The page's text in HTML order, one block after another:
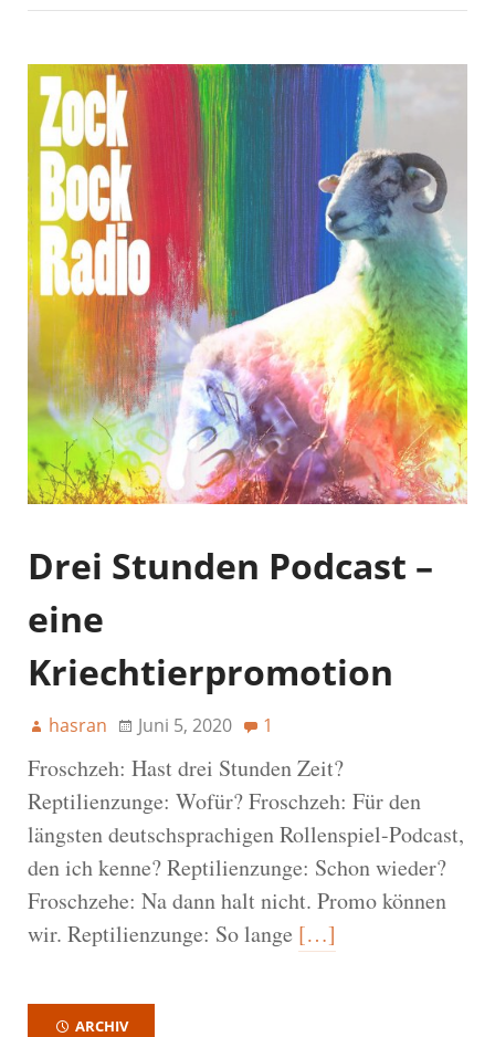
Drei Stunden Podcast –
eine
Kriechtierpromotion
hasran Juni 5, 2020 1
Froschzeh: Hast drei Stunden Zeit?
Reptilienzunge: Wofür? Froschzeh: Für den
längsten deutschsprachigen Rollenspiel-Podcast,
den ich kenne? Reptilienzunge: Schon wieder?
Froschzehe: Na dann halt nicht. Promo können
wir. Reptilienzunge: So lange […]
ARCHIV